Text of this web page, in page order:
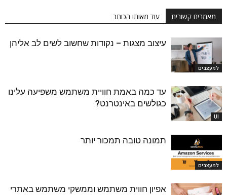
מאמרים קשורים עוד מאותו הכותב
למעצבים
עיצוב מצגות – נקודות שחשוב לשים לב אליהן
UI
עד כמה באמת חוויית משתמש משפיעה עלינו
כגולשים באינטרנט?
למעצבים
תמונה טובה תמכור יותר
אפיון חווית משתמש וממשקי משתמש באתרי